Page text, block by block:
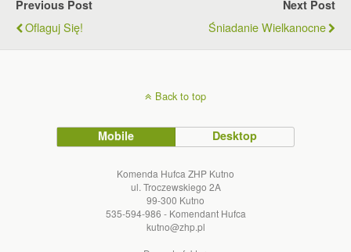
Previous Post
Oflaguj Się!
Next Post
Śniadanie Wielkanocne
Back to top
Mobile Desktop
Komenda Hufca ZHP Kutno
ul. Troczewskiego 2A
99-300 Kutno
535-594-986 - Komendant Hufca
kutno@zhp.pl